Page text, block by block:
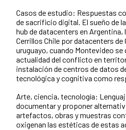
Casos de estudio: Respuestas
de sacrificio digital. El sueño de
hub de datacenters en
Cerrillos Chile por datacenters de
uruguayo, cuando Montevideo se
actualidad del conflicto en
instalación de centros de datos
tecnológica y cognitiva como
Arte, ciencia, tecnología:
documentar y proponer
artefactos, obras y muestras
oxigenan las estéticas de estas